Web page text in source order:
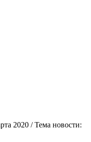
2020 /Тема новости: